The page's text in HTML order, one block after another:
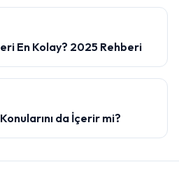
En Kolay? 2025 Rehberi
Konularını da İçerir mi?